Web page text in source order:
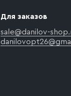
Для заказов
sale@danilov-